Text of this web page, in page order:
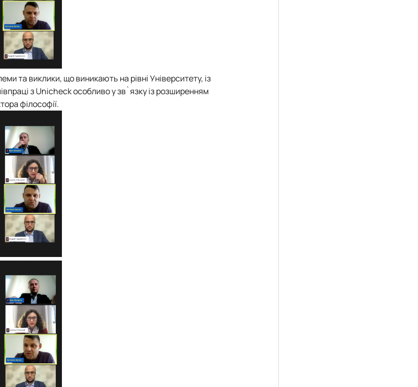
та виклики, що виникають на рівні Університету, із
з Unicheck особливо у зв`язку із розширенням
філософії.